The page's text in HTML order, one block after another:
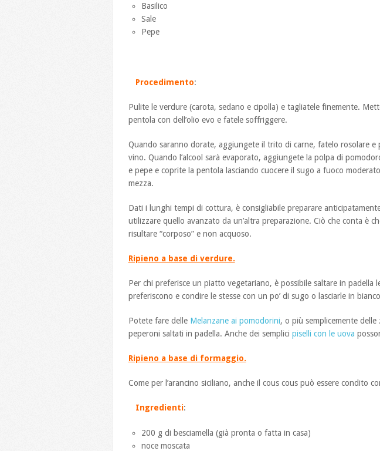
Basilico
Sale
Pepe
Procedimento:
Pulite le verdure (carota, sedano e cipolla) e tagliatele finemente.
pentola con dell’olio evo e fatele soffriggere.
Quando saranno dorate, aggiungete il trito di carne, fatelo rosolare e
vino. Quando l’alcool sarà evaporato, aggiungete la polpa di
e pepe e coprite la pentola lasciando cuocere il sugo a fuoco
mezza.
Dati i lunghi tempi di cottura, è consigliabile preparare
utilizzare quello avanzato da un’altra preparazione. Ciò che conta è
risultare “corposo” e non acquoso.
Ripieno a base di verdure.
Per chi preferisce un piatto vegetariano, è possibile saltare in padella
preferiscono e condire le stesse con un po’ di sugo o lasciarle in
Potete fare delle Melanzane ai pomodorini, o più semplicemente delle
peperoni saltati in padella. Anche dei semplici piselli con le uova
Ripieno a base di formaggio.
Come per l’arancino siciliano, anche il cous cous può essere condito
Ingredienti:
200 g di besciamella (già pronta o fatta in casa)
noce moscata